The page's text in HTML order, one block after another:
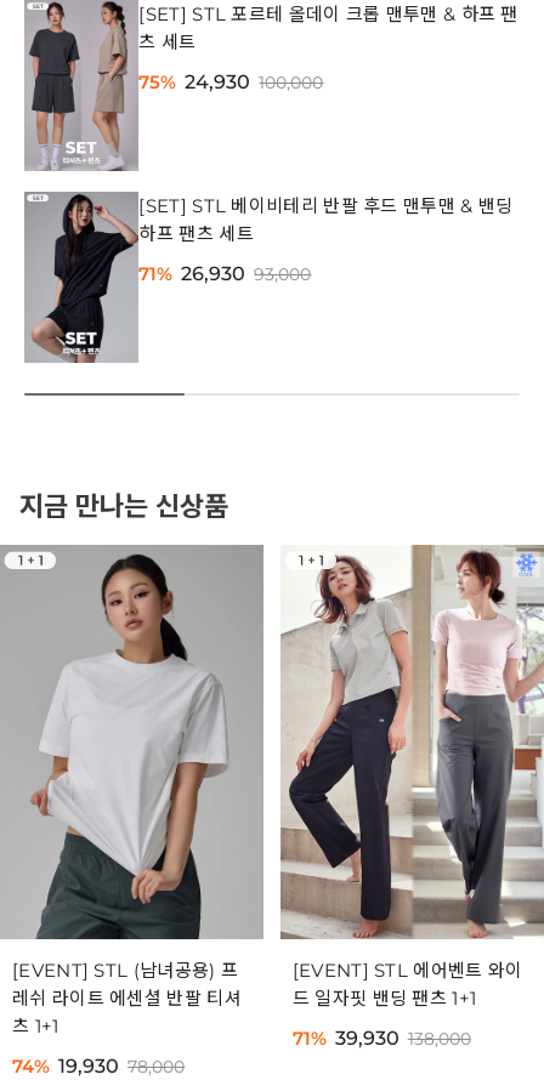
[SET] STL 포르테 올데이 크롭 맨투맨 & 하프 팬
츠 세트
75% 24,930 100,000
[SET] STL 베이비테리 반팔 후드 맨투맨 & 밴딩
하프 팬츠 세트
71% 26,930 93,000
지금 만나는 신상품
[EVENT] STL (남녀공용) 프
레쉬 라이트 에센셜 반팔 티셔
츠 1+1
74% 19,930 78,000
[EVENT] STL 에어벤트 와이
드 일자핏 밴딩 팬츠 1+1
71% 39,930 138,000